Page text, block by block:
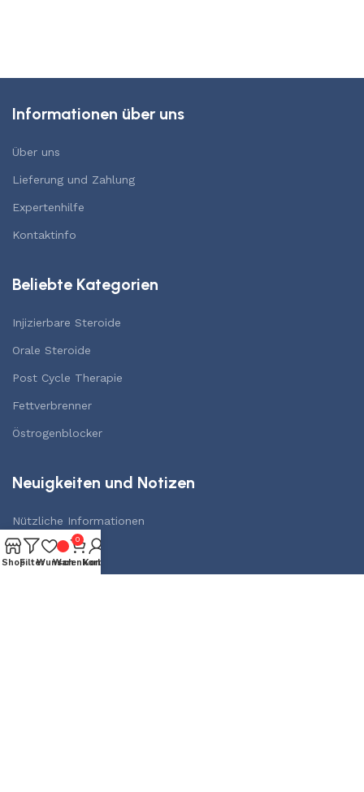
Informationen über uns
Über uns
Lieferung und Zahlung
Expertenhilfe
Kontaktinfo
Beliebte Kategorien
Injizierbare Steroide
Orale Steroide
Post Cycle Therapie
Fettverbrenner
Östrogenblocker
Neuigkeiten und Notizen
Nützliche Informationen
Nachrichten
ShopFilterWunsch
0
Warenkorb
Konto